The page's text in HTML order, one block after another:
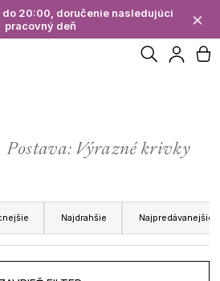
do 20:00, doručenie nasledujúci
pracovný deň
×
Hľadať
Postava: Výrazné krivky
Najdrahšie Najpredávanejšie